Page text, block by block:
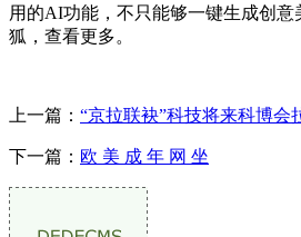
用的AI功能，不只能够一键生成创
狐，查看更多。
上一篇： “京拉联袂”科技将来科博会
下一篇： 欧 美 成 年 网 坐